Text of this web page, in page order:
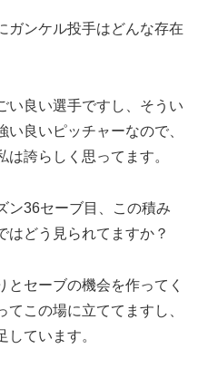
ガンケル投手はどんな存在
い良い選手ですし、そうい
良いピッチャーなので、
誇らしく思ってます。
ン36セーブ目、この積み
はどう見られてますか？
とセーブの機会を作ってく
この場に立ててますし、
ています。